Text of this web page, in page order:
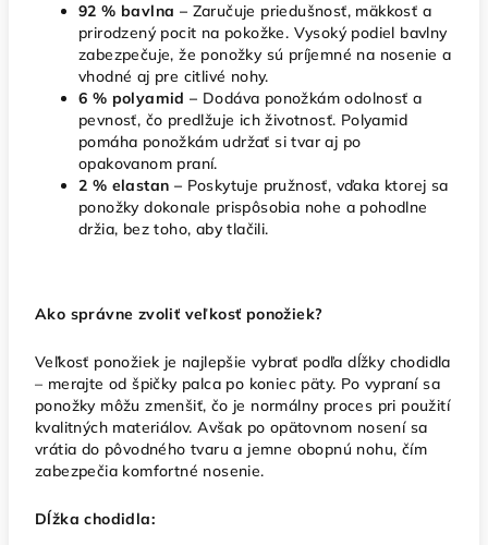
92 % bavlna – Zaručuje priedušnosť, mäkkosť a
prirodzený pocit na pokožke. Vysoký podiel bavlny
zabezpečuje, že ponožky sú príjemné na nosenie a
vhodné aj pre citlivé nohy.
6 % polyamid – Dodáva ponožkám odolnosť a
pevnosť, čo predlžuje ich životnosť. Polyamid
pomáha ponožkám udržať si tvar aj po
opakovanom praní.
2 % elastan – Poskytuje pružnosť, vďaka ktorej sa
ponožky dokonale prispôsobia nohe a pohodlne
držia, bez toho, aby tlačili.
Ako správne zvoliť veľkosť ponožiek?
Veľkosť ponožiek je najlepšie vybrať podľa dĺžky chodidla
– merajte od špičky palca po koniec päty. Po vypraní sa
ponožky môžu zmenšiť, čo je normálny proces pri použití
kvalitných materiálov. Avšak po opätovnom nosení sa
vrátia do pôvodného tvaru a jemne obopnú nohu, čím
zabezpečia komfortné nosenie.
Dĺžka chodidla: